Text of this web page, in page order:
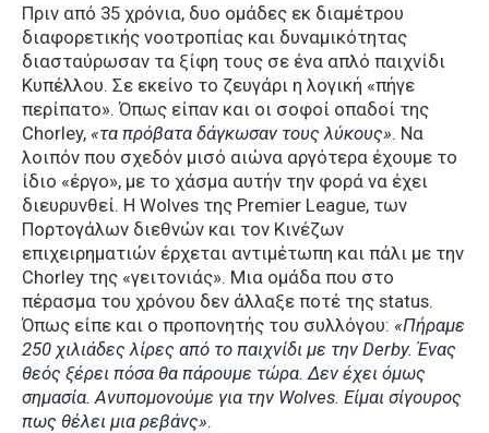
Πριν από 35 χρόνια, δυο ομάδες εκ διαμέτρου
διαφορετικής νοοτροπίας και δυναμικότητας
διασταύρωσαν τα ξίφη τους σε ένα απλό παιχνίδι
Κυπέλλου. Σε εκείνο το ζευγάρι η λογική «πήγε
περίπατο». Όπως είπαν και οι σοφοί οπαδοί της
Chorley, «τα πρόβατα δάγκωσαν τους λύκους». Να
λοιπόν που σχεδόν μισό αιώνα αργότερα έχουμε το
ίδιο «έργο», με το χάσμα αυτήν την φορά να έχει
διευρυνθεί. Η Wolves της Premier League, των
Πορτογάλων διεθνών και τον Κινέζων
επιχειρηματιών έρχεται αντιμέτωπη και πάλι με την
Chorley της «γειτονιάς». Μια ομάδα που στο
πέρασμα του χρόνου δεν άλλαξε ποτέ της status.
Όπως είπε και ο προπονητής του συλλόγου: «Πήραμε
250 χιλιάδες λίρες από το παιχνίδι με την Derby. Ένας
θεός ξέρει πόσα θα πάρουμε τώρα. Δεν έχει όμως
σημασία. Ανυπομονούμε για την Wolves. Είμαι σίγουρος
πως θέλει μια ρεβάνς».